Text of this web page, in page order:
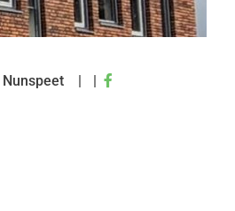
Nunspeet